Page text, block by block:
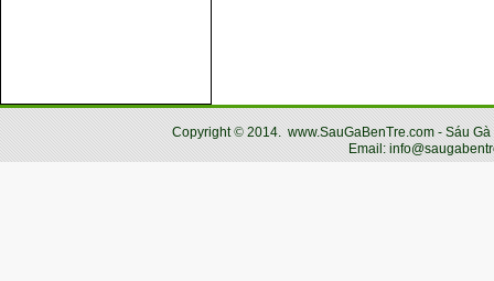
Copyright© 2014. www.SauGaBenTre.com - Sáu
Email: